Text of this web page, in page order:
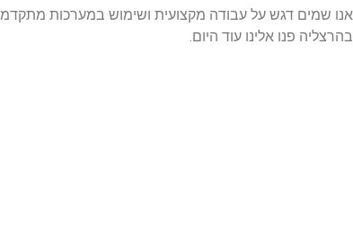
אנו שמים דגש על עבודה מקצועית ושימוש במערכות
בהרצליה פנו אלינו עוד היום.